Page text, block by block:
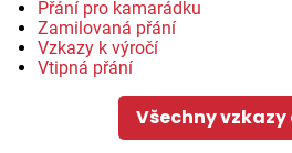
Přání pro kamarádku
Zamilovaná přání
Vzkazy k výročí
Vtipná přání
Všechny